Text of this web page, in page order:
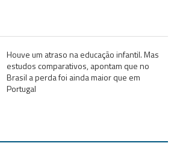
Houve um atraso na educação infantil. Mas
estudos comparativos, apontam que no
Brasil a perda foi ainda maior que em
Portugal